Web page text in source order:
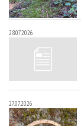
28.07.2026
27.07.2026